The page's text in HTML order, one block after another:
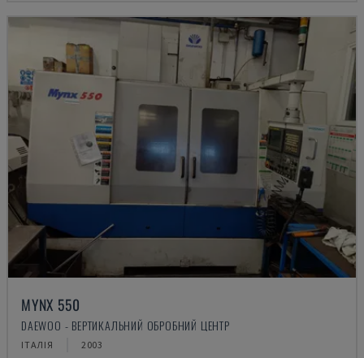
MYNX 550
DAEWOO - ВЕРТИКАЛЬНИЙ ОБРОБНИЙ ЦЕНТР
ІТАЛІЯ 2003